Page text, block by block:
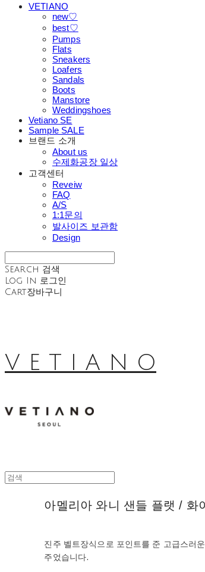
VETIANO
new♡
best♡
Pumps
Flats
Sneakers
Loafers
Sandals
Boots
Manstore
Weddingshoes
Vetiano SE
Sample SALE
브랜드 소개
About us
수제화공장 일상
고객센터
Reveiw
FAQ
A/S
1:1문의
발사이즈 보관함
Design
Search 검색
Log In 로그인
Cart장바구니
V E T I A N O
아멜리아 와니 샌들 플랫 / 화
진주 벨트장식으로 포인트를 준 고급스러
주었습니다.